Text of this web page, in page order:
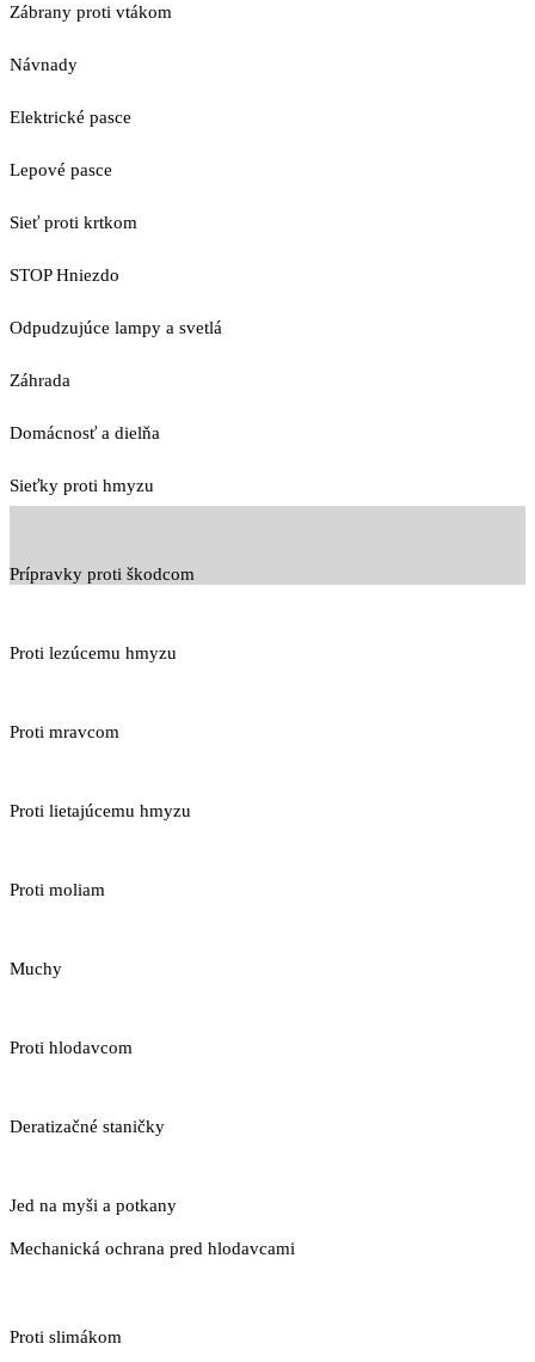
Zábrany proti vtákom
Návnady
Elektrické pasce
Lepové pasce
Sieť proti krtkom
STOP Hniezdo
Odpudzujúce lampy a svetlá
Záhrada
Domácnosť a dielňa
Sieťky proti hmyzu
Prípravky proti škodcom
Proti lezúcemu hmyzu
Proti mravcom
Proti lietajúcemu hmyzu
Proti moliam
Muchy
Proti hlodavcom
Deratizačné staničky
Jed na myši a potkany
Mechanická ochrana pred hlodavcami
Proti slimákom